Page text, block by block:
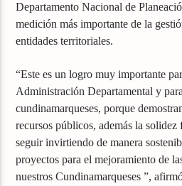
Departamento Nacional de
medición más importante de la
entidades territoriales.
“Este es un logro muy importante
Administración Departamental y
cundinamarqueses, porque
recursos públicos, además la
seguir invirtiendo de manera
proyectos para el mejoramiento de
nuestros Cundinamarqueses ”,